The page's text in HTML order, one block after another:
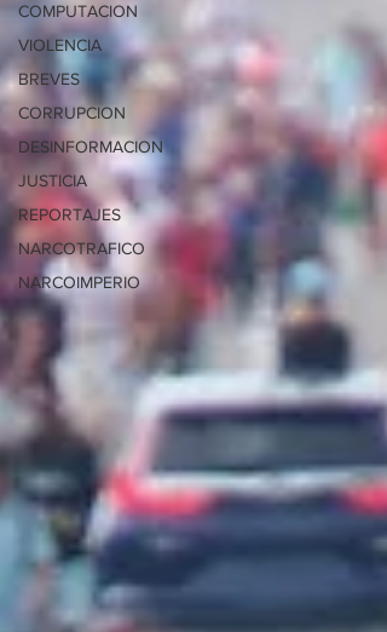
COMPUTACION
VIOLENCIA
BREVES
CORRUPCION
DESINFORMACION
JUSTICIA
REPORTAJES
NARCOTRAFICO
NARCOIMPERIO